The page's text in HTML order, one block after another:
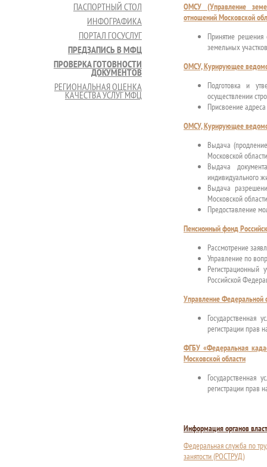
ПАСПОРТНЫЙ СТОЛ
ИНФОГРАФИКА
ПОРТАЛ ГОСУСЛУГ
ПРЕДЗАПИСЬ В МФЦ
ПРОВЕРКА ГОТОВНОСТИ
ДОКУМЕНТОВ
РЕГИОНАЛЬНАЯ ОЦЕНКА
КАЧЕСТВА УСЛУГ МФЦ
ОМСУ (Управление
отношений Московской
Принятие решения
земельных
ОМСУ, Курирующее
Подготовка и
осуществлении
Присвоение
ОМСУ, Курирующее
Выдача
Московской области
Выдача
индивидуального
Выдача
Московской области
Предоставление
Пенсионный фонд
Рассмотрение
Управление по
Российской
Управление Федеральной
Государственная
регистрации прав
ФГБУ «Федеральная
Московской области
Государственная
регистрации прав
Информация органов
Федеральная служба по
занятости (РОСТРУД)